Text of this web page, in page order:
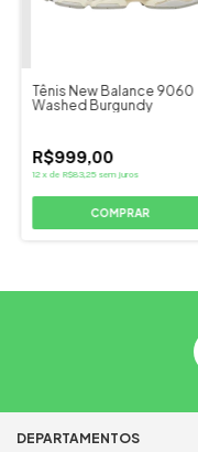
Tênis New Balance 9060
Washed Burgundy
R$999,00
12 x de R$83,25 sem juros
COMPRAR
DEPARTAMENTOS